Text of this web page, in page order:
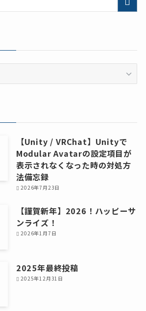
【Unity / VRChat】Unityで
Modular Avatarの設定項目が
表示されなくなった時の対処方
法備忘録
2026年7月23日
【謹賀新年】2026！ハッピーサ
ンライズ！
2026年1月7日
2025年最終投稿
2025年12月31日